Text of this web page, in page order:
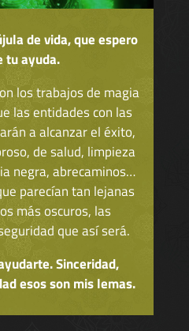
de vida, que espero
tu ayuda.
los trabajos de magia
las entidades con las
a alcanzar el éxito,
de salud, limpieza
negra, abrecaminos…
parecían tan lejanas
más oscuros, las
que así será.
Sinceridad,
esos son mis lemas.